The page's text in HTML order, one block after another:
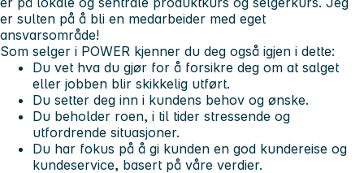
er sulten på å bli en medarbeider med eget
ansvarsområde!
Som selger i POWER kjenner du deg også igjen i dette:
Du vet hva du gjør for å forsikre deg om at salget
eller jobben blir skikkelig utført.
Du setter deg inn i kundens behov og ønske.
Du beholder roen, i til tider stressende og
utfordrende situasjoner.
Du har fokus på å gi kunden en god kundereise og
kundeservice, basert på våre verdier.